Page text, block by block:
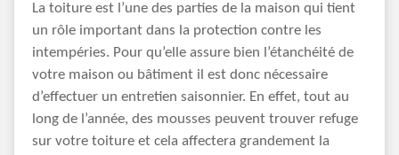
La toiture est l’une des parties de la maison qui tient
un rôle important dans la protection contre les
intempéries. Pour qu’elle assure bien l’étanchéité de
votre maison ou bâtiment il est donc nécessaire
d’effectuer un entretien saisonnier. En effet, tout au
long de l’année, des mousses peuvent trouver refuge
sur votre toiture et cela affectera grandement la